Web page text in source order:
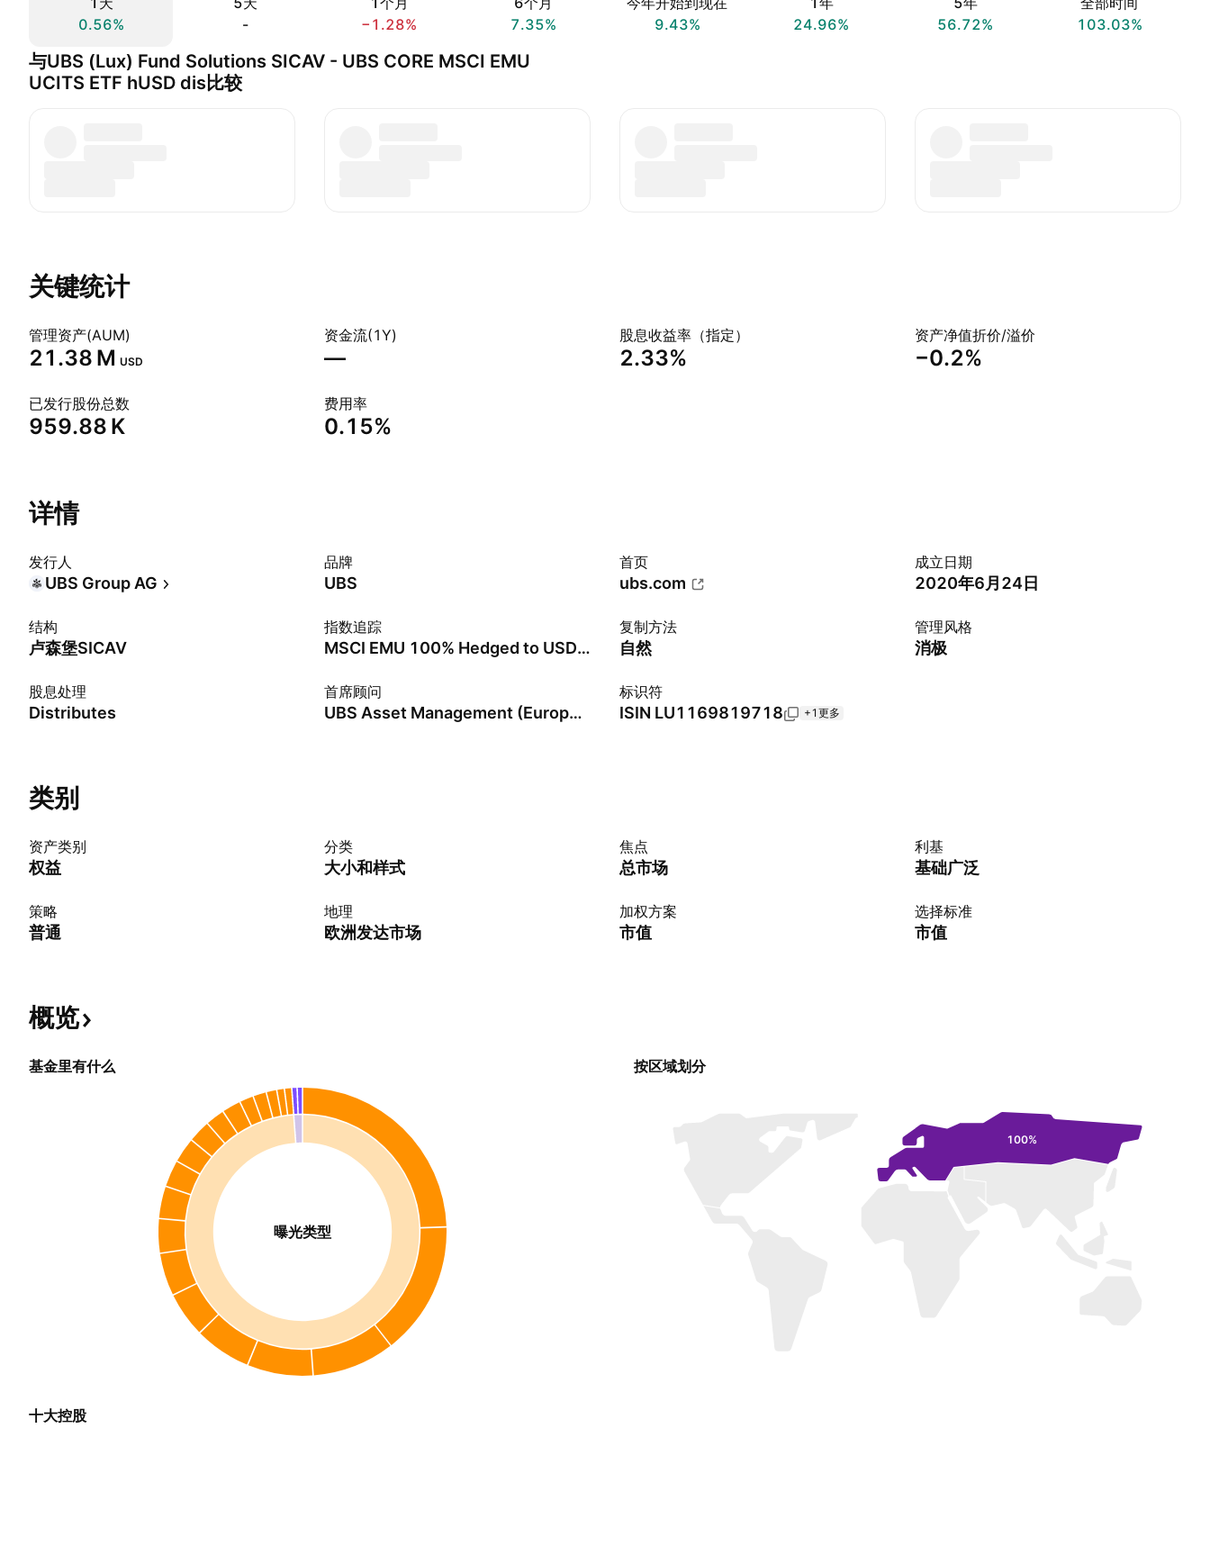
0.56%
-
−1.28%
7.35%
9.43%
24.96%
56.72%
103.03%
与UBS (Lux) Fund Solutions SICAV - UBS CORE MSCI EMU
UCITS ETF hUSD dis比较
关键统计
管理资产(AUM)
‪21.38 M‬ USD
资金流(1Y)
—
股息收益率（指定）
2.33%
资产净值折价/溢价
−0.2%
已发行股份总数
‪959.88 K‬
费用率
0.15%
详情
发行人
UBS Group AG
品牌
UBS
首页
ubs.com
成立日期
2020年6月24日
结构
卢森堡SICAV
指数追踪
MSCI EMU 100% Hedged to USD Net Variant
复制方法
自然
管理风格
消极
股息处理
Distributes
首席顾问
UBS Asset Management (Europe) SA
标识符
ISIN LU1169819718 +1更多
类别
资产类别
权益
分类
大小和样式
焦点
总市场
利基
基础广泛
策略
普通
地理
欧洲发达市场
加权方案
市值
选择标准
市值
概览
基金里有什么
曝光类型
按区域划分
100%
十大控股